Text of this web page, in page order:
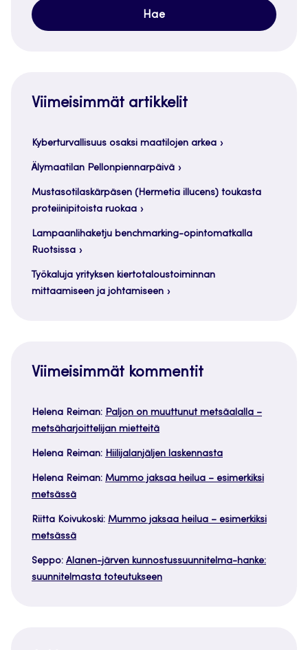
Viimeisimmät artikkelit
Kyberturvallisuus osaksi maatilojen arkea
Älymaatilan Pellonpiennarpäivä
Mustasotilaskärpäsen (Hermetia illucens) toukasta
proteiinipitoista ruokaa
Lampaanlihaketju benchmarking-opintomatkalla
Ruotsissa
Työkaluja yrityksen kiertotaloustoiminnan
mittaamiseen ja johtamiseen
Viimeisimmät kommentit
Helena Reiman: Paljon on muuttunut metsäalalla –
metsäharjoittelijan mietteitä
Helena Reiman: Hiilijalanjäljen laskennasta
Helena Reiman: Mummo jaksaa heilua – esimerkiksi
metsässä
Riitta Koivukoski: Mummo jaksaa heilua – esimerkiksi
metsässä
Seppo: Alanen-järven kunnostussuunnitelma-hanke:
suunnitelmasta toteutukseen